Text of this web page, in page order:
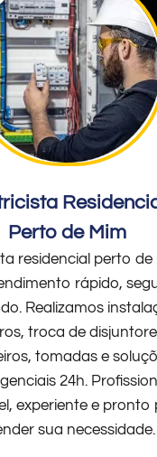
Perto de Mim
residencial perto de
rápido,
Realizamos
troca de
tomadas e
24h.
experiente e pronto
sua necessidade.